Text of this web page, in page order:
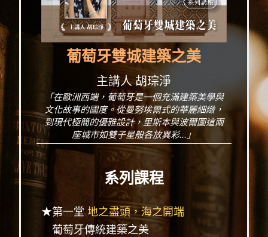
葡萄牙雙城建築之美
主講人 胡琮淨
「在歐洲西端，葡萄牙是一個充滿建築美學與
文化故事的國度。從曼努埃爾式的華麗細緻，
到現代極簡的優雅設計，里斯本與波爾圖這兩
座城市如雙子星般各放異彩...」
系列課程
★第一堂地之盡頭，海之開端
葡萄牙傳統建築之美